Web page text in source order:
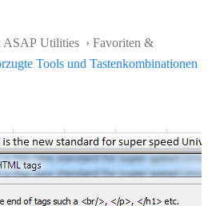
ASAP Utilities › Favoriten &
Tools und Tastenkombinationen